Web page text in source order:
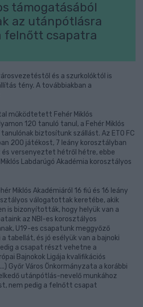
támogatásából
az utánpótlásra
felnőtt csapatra
és a szurkolóktól is
tény. A továbbiakban a
működtetett Fehér Miklós
120 tanuló tanul, a Fehér Miklós
biztosítunk szállást. Az ETO FC
200 játékost, 7 leány korosztályban
és versenyeztet hétről hétre, ebbe
Labdarúgó Akadémia korosztályos
Miklós Akadémiáról 16 fiú és 16 leány
válogatottak keretébe, akik
is bizonyították, hogy helyük van a
az NBI-es korosztályos
U19-es csapatunk meggyőző
tabellát, és jó esélyük van a bajnoki
a csapat részt vehetne a
Bajnokok Ligája kvalifikációs
Győr Város Önkormányzata a korábbi
utánpótlás-nevelő munkához
nem pedig a felnőtt csapat